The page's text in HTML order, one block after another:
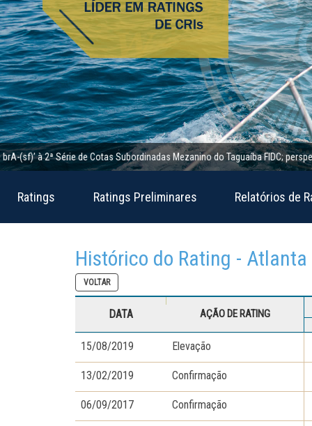
2ª Série de Cotas Subordinadas Mezanino do Taguaíba FIDC; perspectiva
Ratings Ratings Preliminares Relatórios de
Histórico do Rating -
VOLTAR
DATA AÇÃO DE RATING
15/08/2019 Elevação
13/02/2019 Confirmação
06/09/2017 Confirmação